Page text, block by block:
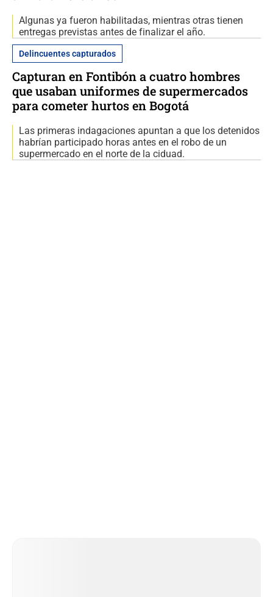
Algunas ya fueron habilitadas, mientras otras tienen
entregas previstas antes de finalizar el año.
Delincuentes capturados
Capturan en Fontibón a cuatro hombres
que usaban uniformes de supermercados
para cometer hurtos en Bogotá
Las primeras indagaciones apuntan a que los detenidos
habrían participado horas antes en el robo de un
supermercado en el norte de la ciduad.